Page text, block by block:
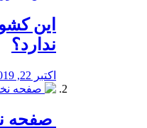
این
ندارد؟
اکتبر 22, 2019
صفحه